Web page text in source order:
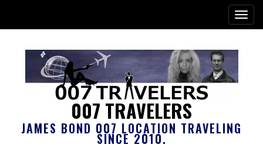
007 TRAVELERS
JAMES BOND 007 LOCATION TRAVELING
SINCE 2010.